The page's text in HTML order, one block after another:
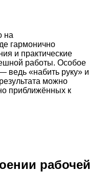
на
гармонично
и практические
работы. Особое
ведь «набить руку» и
можно
приближённых к
рабочей